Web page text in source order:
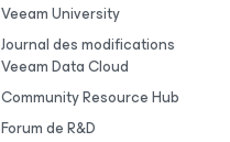
Veeam University
Journal des modifications
Veeam Data Cloud
Community Resource Hub
Forum de R&D